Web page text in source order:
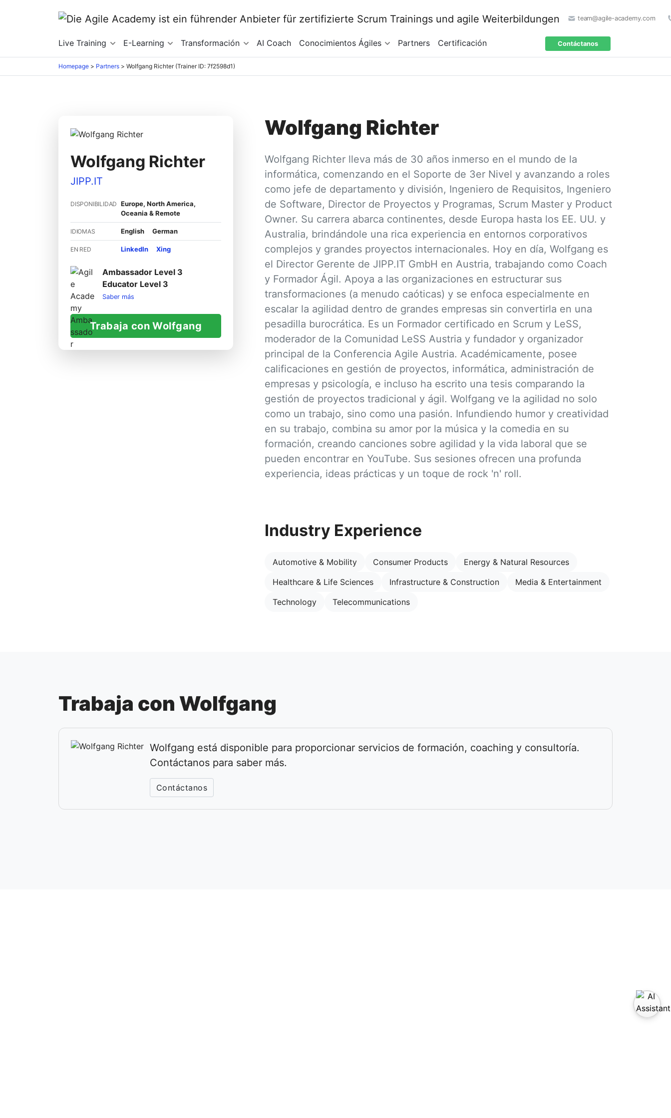
team@agile-academy.com
Live Training E-Learning Transformación AI Coach Conocimientos Ágiles Partners Certificación Contáctanos
Homepage > Partners > Wolfgang Richter (Trainer ID: 7f2598d1)
Wolfgang Richter
JIPP.IT
DISPONIBILIDAD
Europe, North America,
Oceania & Remote
IDIOMAS English German
EN RED LinkedIn Xing
Ambassador Level 3
Educator Level 3
Saber más
Trabaja con Wolfgang
Wolfgang Richter
Wolfgang Richter lleva más de 30 años inmerso en el mundo de la
informática, comenzando en el Soporte de 3er Nivel y avanzando a roles
como jefe de departamento y división, Ingeniero de Requisitos, Ingeniero
de Software, Director de Proyectos y Programas, Scrum Master y Product
Owner. Su carrera abarca continentes, desde Europa hasta los EE. UU. y
Australia, brindándole una rica experiencia en entornos corporativos
complejos y grandes proyectos internacionales. Hoy en día, Wolfgang es
el Director Gerente de JIPP.IT GmbH en Austria, trabajando como Coach
y Formador Ágil. Apoya a las organizaciones en estructurar sus
transformaciones (a menudo caóticas) y se enfoca especialmente en
escalar la agilidad dentro de grandes empresas sin convertirla en una
pesadilla burocrática. Es un Formador certificado en Scrum y LeSS,
moderador de la Comunidad LeSS Austria y fundador y organizador
principal de la Conferencia Agile Austria. Académicamente, posee
calificaciones en gestión de proyectos, informática, administración de
empresas y psicología, e incluso ha escrito una tesis comparando la
gestión de proyectos tradicional y ágil. Wolfgang ve la agilidad no solo
como un trabajo, sino como una pasión. Infundiendo humor y creatividad
en su trabajo, combina su amor por la música y la comedia en su
formación, creando canciones sobre agilidad y la vida laboral que se
pueden encontrar en YouTube. Sus sesiones ofrecen una profunda
experiencia, ideas prácticas y un toque de rock 'n' roll.
Industry Experience
Automotive & Mobility Consumer Products
Energy & Natural Resources
Healthcare & Life Sciences
Infrastructure & Construction
Media & Entertainment
Technology
Telecommunications
Trabaja con Wolfgang
Wolfgang está disponible para proporcionar servicios de formación, coaching y consultoría.
Contáctanos para saber más.
Contáctanos